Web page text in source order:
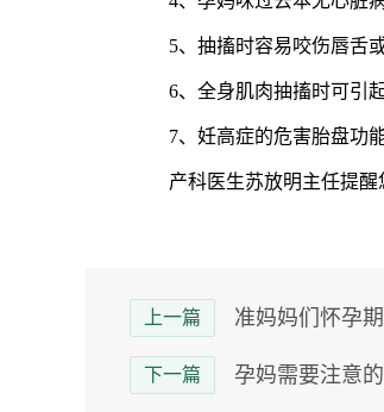
5、抽搐时容易咬伤唇舌或
6、全身肌肉抽搐时可引起
7、妊高症的危害胎盘功能
产科医生苏放明主任提醒您
上一篇 准妈妈们怀孕
下一篇 孕妈需要注意